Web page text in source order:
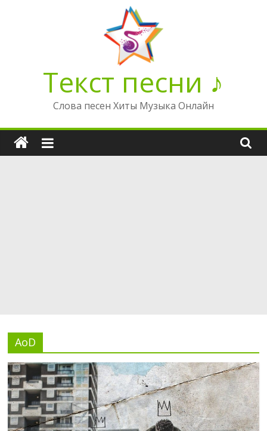
Текст песни ♪
Слова песен Хиты Музыка Онлайн
AoD